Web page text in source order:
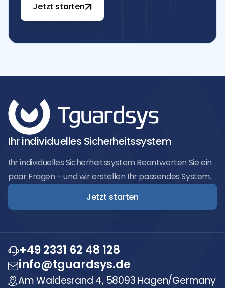
Jetzt starten
Ihr individuelles Sicherheitssystem
Ihr individuelles Sicherheitssystem Beantworten Sie ein
paar Fragen – und wir erstellen Ihr passendes System.
Jetzt starten
+49 2331 62 48 128
info@tguardsys.de
Am Waldesrand 4, 58093 Hagen/Germany